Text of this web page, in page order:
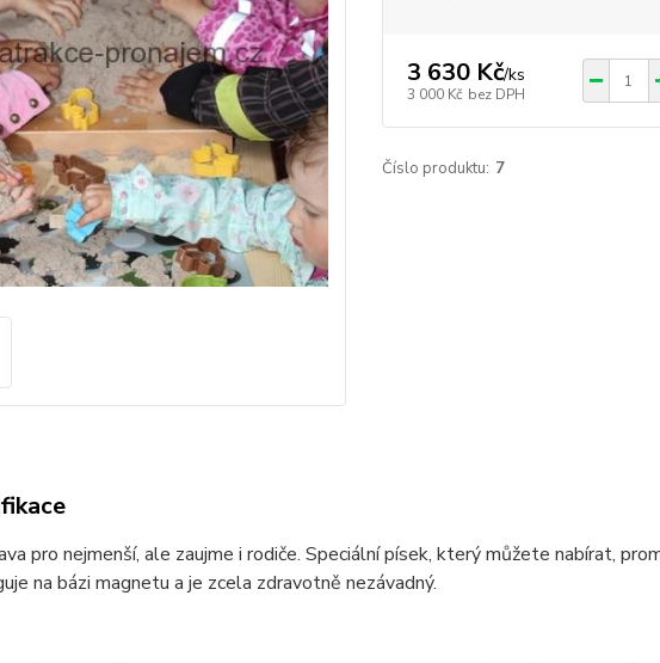
3 630 Kč/ks
3 000 Kč bez DPH
Číslo produktu: 7
pro nejmenší, ale zaujme i rodiče. Speciální písek, který můžete nabírat,
na bázi magnetu a je zcela zdravotně nezávadný.